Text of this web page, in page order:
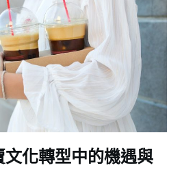
化轉型中的機遇與